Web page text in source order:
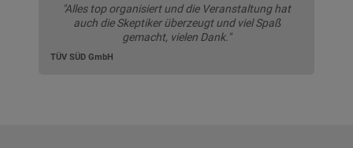
"Alles top organisiert und die Veranstaltung hat
auch die Skeptiker überzeugt und viel Spaß
gemacht, vielen Dank."
TÜV SÜD GmbH